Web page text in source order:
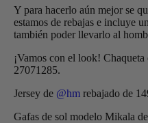
Y para hacerlo aún mejor se
estamos de rebajas e incluye
también poder llevarlo al
¡Vamos con el look! Chaqueta
27071285.
Jersey de @hm rebajado de
Gafas de sol modelo Mikala de